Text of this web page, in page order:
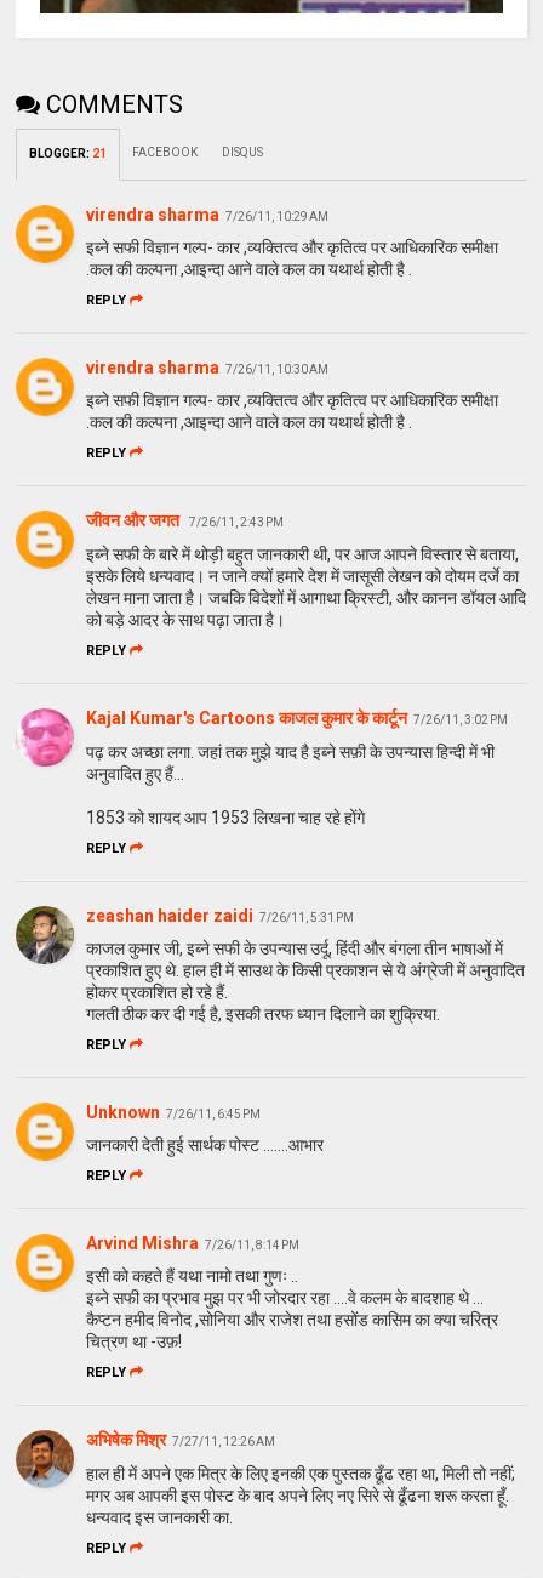
COMMENTS
BLOGGER: 21 FACEBOOK DISQUS
virendra sharma 7/26/11, 10:29 AM
इब्ने सफी विज्ञान गल्प- कार ,व्यक्तित्व और कृतित्व पर आधिकारिक समीक्षा
.कल की कल्पना ,आइन्दा आने वाले कल का यथार्थ होती है .
REPLY
virendra sharma 7/26/11, 10:30 AM
इब्ने सफी विज्ञान गल्प- कार ,व्यक्तित्व और कृतित्व पर आधिकारिक समीक्षा
.कल की कल्पना ,आइन्दा आने वाले कल का यथार्थ होती है .
REPLY
जीवन और जगत 7/26/11, 2:43 PM
इब्‍ने सफी के बारे में थोड़ी बहुत जानकारी थी, पर आज आपने विस्‍तार से बताया,
इसके लिये धन्‍यवाद। न जाने क्‍यों हमारे देश में जासूसी लेखन को दोयम दर्जे का
लेखन माना जाता है। जबकि विदेशों में आगाथा क्रिस्‍टी, और कानन डॉयल आदि
को बड़े आदर के साथ पढ़ा जाता है।
REPLY
Kajal Kumar's Cartoons काजल कुमार के कार्टून 7/26/11, 3:02 PM
पढ़ कर अच्छा लगा. जहां तक मुझे याद है इब्ने सफ़ी के उपन्यास हिन्दी में भी
अनुवादित हुए हैं...
1853 को शायद आप 1953 लिखना चाह रहे होंगे
REPLY
zeashan haider zaidi 7/26/11, 5:31 PM
काजल कुमार जी, इब्ने सफी के उपन्यास उर्दू, हिंदी और बंगला तीन भाषाओं में
प्रकाशित हुए थे. हाल ही में साउथ के किसी प्रकाशन से ये अंग्रेजी में अनुवादित
होकर प्रकाशित हो रहे हैं.
गलती ठीक कर दी गई है, इसकी तरफ ध्यान दिलाने का शुक्रिया.
REPLY
Unknown 7/26/11, 6:45 PM
जानकारी देती हुई सार्थक पोस्ट .......आभार
REPLY
Arvind Mishra 7/26/11, 8:14 PM
इसी को कहते हैं यथा नामो तथा गुणः ..
इब्ने सफी का प्रभाव मुझ पर भी जोरदार रहा ....वे कलम के बादशाह थे ...
कैप्टन हमीद विनोद ,सोनिया और राजेश तथा हसोंड कासिम का क्या चरित्र
चित्रण था -उफ़!
REPLY
अभिषेक मिश्र 7/27/11, 12:26 AM
हाल ही में अपने एक मित्र के लिए इनकी एक पुस्तक ढूँढ रहा था, मिली तो नहीं;
मगर अब आपकी इस पोस्ट के बाद अपने लिए नए सिरे से ढूँढना शरू करता हूँ.
धन्यवाद इस जानकारी का.
REPLY